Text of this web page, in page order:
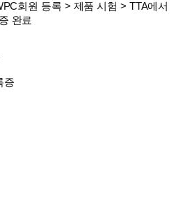
회원 등록 > 제품 시험 > TTA에서
완료
증